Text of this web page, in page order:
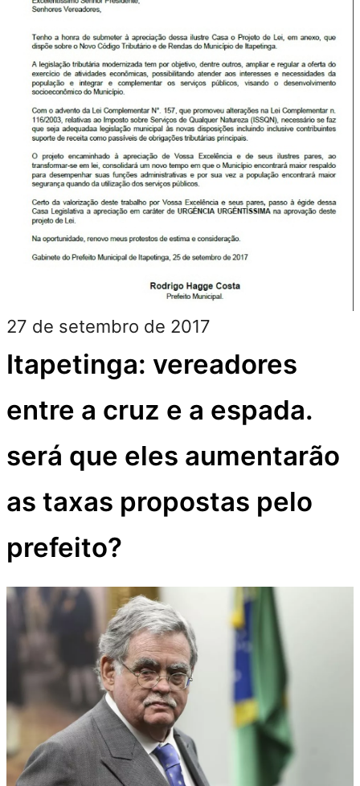
27 de setembro de 2017
Itapetinga: vereadores
entre a cruz e a espada.
será que eles aumentarão
as taxas propostas pelo
prefeito?